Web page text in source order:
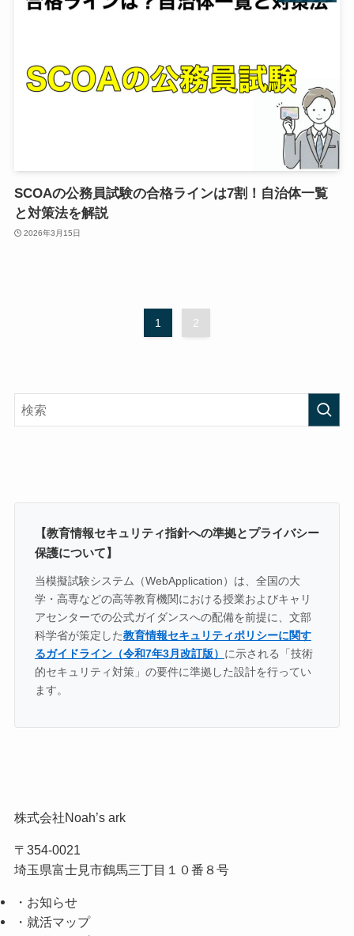
SCOAの公務員試験の合格ラインは7割！自治体一覧
と対策法を解説
2026年3月15日
1 2
【教育情報セキュリティ指針への準拠とプライバシー
保護について】
当模擬試験システム（WebApplication）は、全国の大
学・高専などの高等教育機関における授業およびキャリ
アセンターでの公式ガイダンスへの配備を前提に、文部
科学省が策定した教育情報セキュリティポリシーに関す
るガイドライン（令和7年3月改訂版） に示される「技術
的セキュリティ対策」の要件に準拠した設計を行ってい
ます。
株式会社Noah’s ark
〒354-0021
埼玉県富士見市鶴馬三丁目１０番８号
・お知らせ
・就活マップ